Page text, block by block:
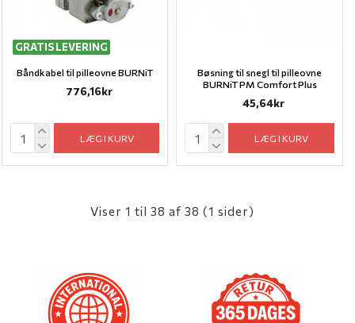
GRATIS LEVERING
Båndkabel til pilleovne BURNiT
776,16kr
LÆG I KURV
Bøsning til snegl til pilleovne
BURNiT PM Comfort Plus
45,64kr
LÆG I KURV
Viser 1 til 38 af 38 (1 sider)